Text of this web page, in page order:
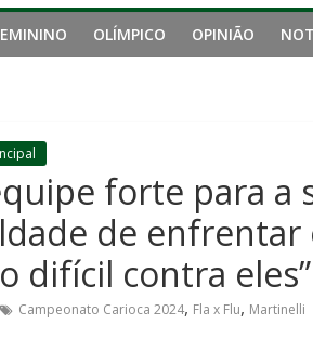
OLÍMPICO OPINIÃO
forte para a
de enfrentar
difícil contra eles”
Campeonato Carioca 2024, Fla x Flu, Martinelli